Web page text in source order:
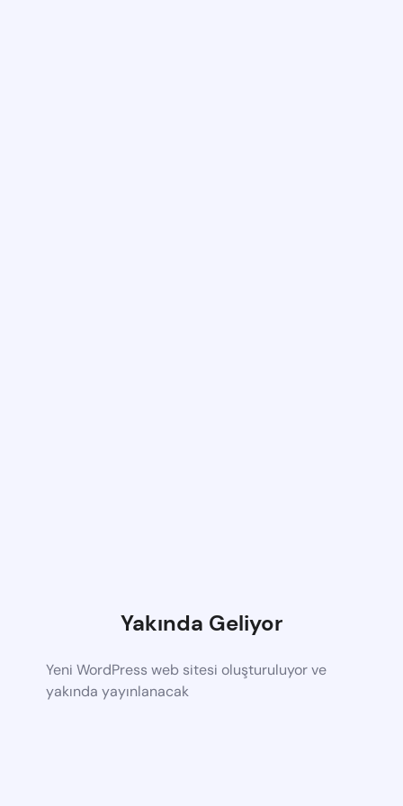
Yakında Geliyor
Yeni WordPress web sitesi oluşturuluyor ve
yakında yayınlanacak